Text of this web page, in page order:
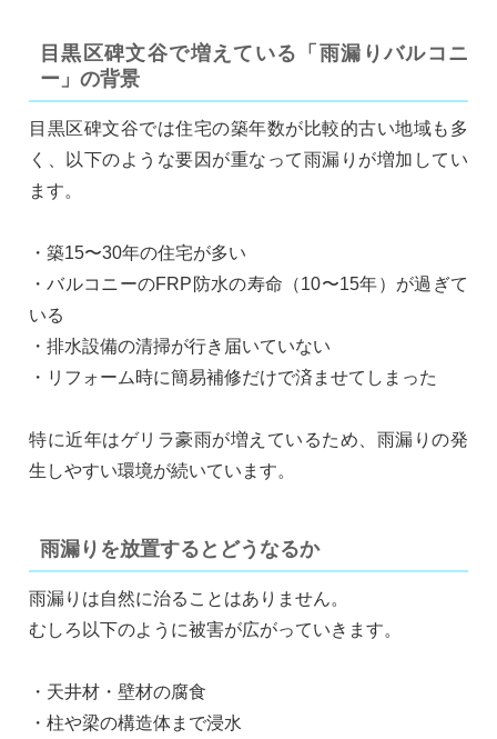
目黒区碑文谷で増えている「雨漏りバルコニ
ー」の背景
目黒区碑文谷では住宅の築年数が比較的古い地域も多
く、以下のような要因が重なって雨漏りが増加してい
ます。
・築15〜30年の住宅が多い
・バルコニーのFRP防水の寿命（10〜15年）が過ぎて
いる
・排水設備の清掃が行き届いていない
・リフォーム時に簡易補修だけで済ませてしまった
特に近年はゲリラ豪雨が増えているため、雨漏りの発
生しやすい環境が続いています。
雨漏りを放置するとどうなるか
雨漏りは自然に治ることはありません。
むしろ以下のように被害が広がっていきます。
・天井材・壁材の腐食
・柱や梁の構造体まで浸水